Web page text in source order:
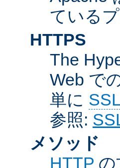
ている
HTTPS
The
Web で
単に SSL
参照:
メソッド
HTTP